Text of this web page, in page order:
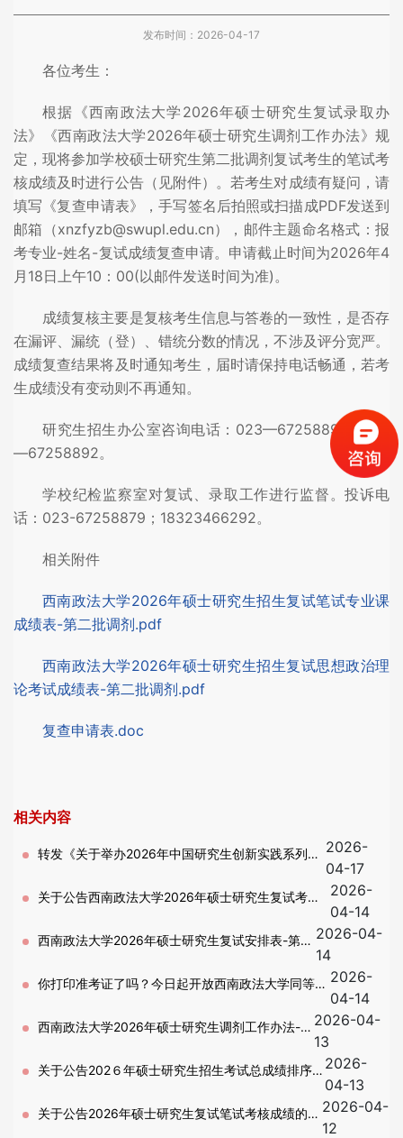
发布时间：2026-04-17
各位考生：
根据《西南政法大学2026年硕士研究生复试录取办
法》《西南政法大学2026年硕士研究生调剂工作办法》规
定，现将参加学校硕士研究生第二批调剂复试考生的笔试考
核成绩及时进行公告（见附件）。若考生对成绩有疑问，请
填写《复查申请表》，手写签名后拍照或扫描成PDF发送到
邮箱（xnzfyzb@swupl.edu.cn），邮件主题命名格式：报
考专业-姓名-复试成绩复查申请。申请截止时间为2026年4
月18日上午10：00(以邮件发送时间为准)。
成绩复核主要是复核考生信息与答卷的一致性，是否存
在漏评、漏统（登）、错统分数的情况，不涉及评分宽严。
成绩复查结果将及时通知考生，届时请保持电话畅通，若考
生成绩没有变动则不再通知。
研究生招生办公室咨询电话：023—67258893；023
—67258892。
学校纪检监察室对复试、录取工作进行监督。投诉电
话：023-67258879；18323466292。
相关附件
西南政法大学2026年硕士研究生招生复试笔试专业课
成绩表-第二批调剂.pdf
西南政法大学2026年硕士研究生招生复试思想政治理
论考试成绩表-第二批调剂.pdf
复查申请表.doc
相关内容
转发《关于举办2026年中国研究生创新实践系列大
赛的函》的通知
2026-
04-17
关于公告西南政法大学2026年硕士研究生复试考生
名单的通知-第二批调剂
2026-
04-14
西南政法大学2026年硕士研究生复试安排表-第二
批调剂
2026-04-
14
你打印准考证了吗？今日起开放西南政法大学同等学
力申硕校考准考证打印
2026-
04-14
西南政法大学2026年硕士研究生调剂工作办法-第 2026-04-
13
关于公告202６年硕士研究生招生考试总成绩排序
的通知-调剂考生
2026-
04-13
关于公告2026年硕士研究生复试笔试考核成绩的通 2026-04-
12